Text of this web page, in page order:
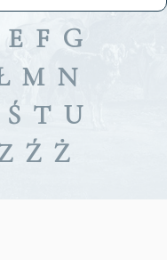
E F G
M N
Ś T U
Ź Ż